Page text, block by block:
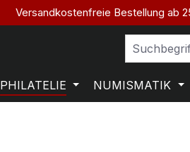
Versandkostenfreie Bestellung ab
PHILATELIE NUMISMATIK